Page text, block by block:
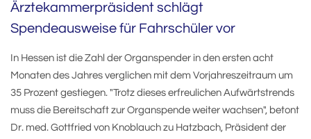
Ärztekammerpräsident schlägt
Spendeausweise für Fahrschüler vor
In Hessen ist die Zahl der Organspender in den ersten acht
Monaten des Jahres verglichen mit dem Vorjahreszeitraum um
35 Prozent gestiegen. "Trotz dieses erfreulichen Aufwärtstrends
muss die Bereitschaft zur Organspende weiter wachsen", betont
Dr. med. Gottfried von Knoblauch zu Hatzbach, Präsident der